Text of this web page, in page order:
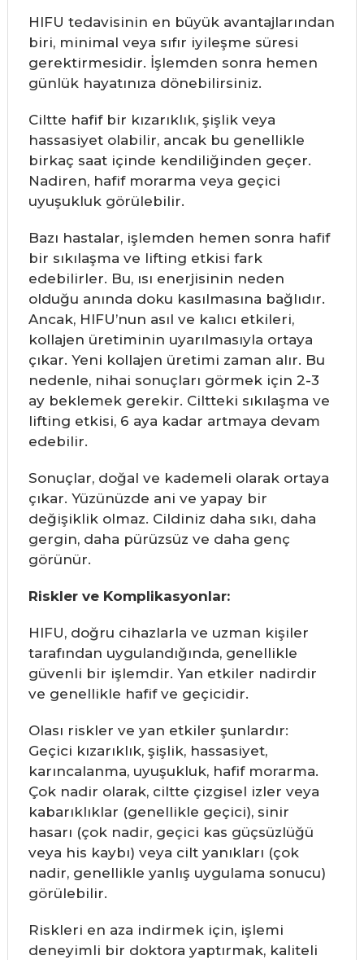
HIFU tedavisinin en büyük avantajlarından
biri, minimal veya sıfır iyileşme süresi
gerektirmesidir. İşlemden sonra hemen
günlük hayatınıza dönebilirsiniz.
Ciltte hafif bir kızarıklık, şişlik veya
hassasiyet olabilir, ancak bu genellikle
birkaç saat içinde kendiliğinden geçer.
Nadiren, hafif morarma veya geçici
uyuşukluk görülebilir.
Bazı hastalar, işlemden hemen sonra hafif
bir sıkılaşma ve lifting etkisi fark
edebilirler. Bu, ısı enerjisinin neden
olduğu anında doku kasılmasına bağlıdır.
Ancak, HIFU’nun asıl ve kalıcı etkileri,
kollajen üretiminin uyarılmasıyla ortaya
çıkar. Yeni kollajen üretimi zaman alır. Bu
nedenle, nihai sonuçları görmek için 2-3
ay beklemek gerekir. Ciltteki sıkılaşma ve
lifting etkisi, 6 aya kadar artmaya devam
edebilir.
Sonuçlar, doğal ve kademeli olarak ortaya
çıkar. Yüzünüzde ani ve yapay bir
değişiklik olmaz. Cildiniz daha sıkı, daha
gergin, daha pürüzsüz ve daha genç
görünür.
Riskler ve Komplikasyonlar:
HIFU, doğru cihazlarla ve uzman kişiler
tarafından uygulandığında, genellikle
güvenli bir işlemdir. Yan etkiler nadirdir
ve genellikle hafif ve geçicidir.
Olası riskler ve yan etkiler şunlardır:
Geçici kızarıklık, şişlik, hassasiyet,
karıncalanma, uyuşukluk, hafif morarma.
Çok nadir olarak, ciltte çizgisel izler veya
kabarıklıklar (genellikle geçici), sinir
hasarı (çok nadir, geçici kas güçsüzlüğü
veya his kaybı) veya cilt yanıkları (çok
nadir, genellikle yanlış uygulama sonucu)
görülebilir.
Riskleri en aza indirmek için, işlemi
deneyimli bir doktora yaptırmak, kaliteli